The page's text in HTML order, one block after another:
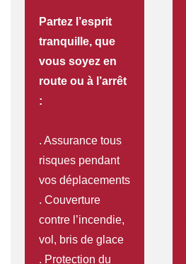
Partez l’esprit
tranquille, que
vous soyez en
route ou à l’arrêt
:
. Assurance tous
risques pendant
vos déplacements
. Couverture
contre l’incendie,
vol, bris de glace
. Protection du